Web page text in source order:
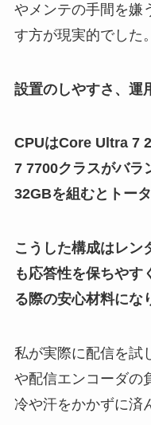
やメンテの手間を嫌
す方が現実的でした。
設置のしやすさ、運
CPUはCore Ultra 7
7 7700クラスがバラ
32GBを組むとトー
こうした構成はレン
も応答性を保ちやす
る際の安心材料にな
私が実際に配信を試
や配信エンコーダの
冷や汗をかかずに済